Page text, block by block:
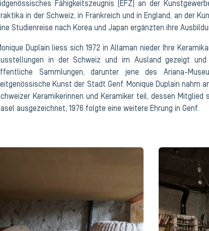
Fähigkeitszeugnis (EFZ) an der
in der Schweiz, in Frankreich und in England, an der
Studienreise nach Korea und Japan ergänzten ihre
Duplain liess sich 1972 in Allaman nieder. Ihre
in der Schweiz und im Ausland gezeigt und
Sammlungen, darunter jene des Ariana-
Kunst der Stadt Genf. Monique Duplain nahm
Keramikerinnen und Keramiker teil, dessen Mitglied
ausgezeichnet, 1976 folgte eine weitere Ehrung in Genf.